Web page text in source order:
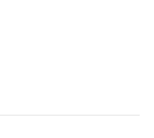
した。
んの薪が積まれてい
ータ専門店」を展開
舗の実現
念に、
いただける文化を育
いただける文化を育
る。
ータ専門店」を展開
の実現
ゲリータを気軽に楽